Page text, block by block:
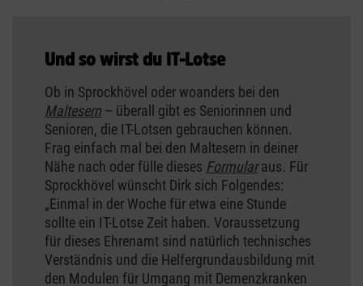
Und so wirst du IT-Lotse
Ob in Sprockhövel oder woanders bei den
Maltesern – überall gibt es Seniorinnen und
Senioren, die IT-Lotsen gebrauchen können.
Frag einfach mal bei den Maltesern in deiner
Nähe nach oder fülle dieses Formularaus. Für
Sprockhövel wünscht Dirk sich Folgendes:
„Einmal in der Woche für etwa eine Stunde
sollte ein IT-Lotse Zeit haben. Voraussetzung
für dieses Ehrenamt sind natürlich technisches
Verständnis und die Helfergrundausbildung mit
den Modulen für Umgang mit Demenzkranken